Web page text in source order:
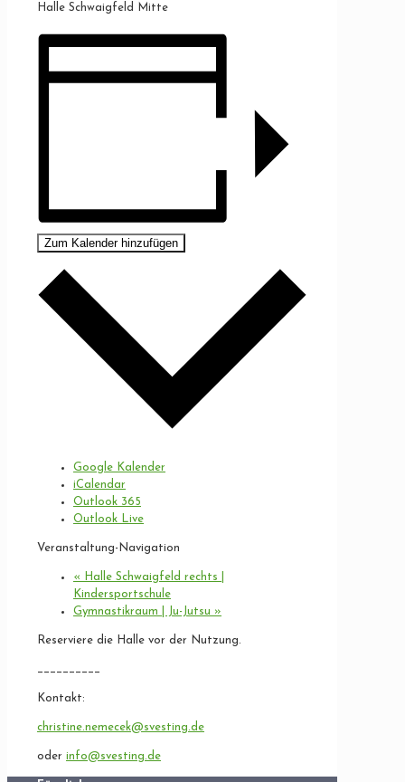
Halle Schwaigfeld Mitte
Zum Kalender hinzufügen
Google Kalender
iCalendar
Outlook 365
Outlook Live
Veranstaltung-Navigation
« Halle Schwaigfeld rechts |
Kindersportschule
Gymnastikraum | Ju-Jutsu »
Reserviere die Halle vor der Nutzung.
__________
Kontakt:
christine.nemecek@svesting.de
oder info@svesting.de